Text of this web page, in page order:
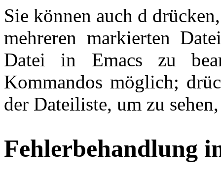
Sie können auch d
mehreren markierten
Datei in Emacs zu
Kommandos möglich;
der Dateiliste, um zu
Fehlerbehandlung